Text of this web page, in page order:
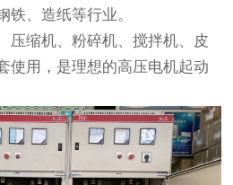
铁、造纸等行业。
压缩机、粉碎机、搅拌机、皮
使用，是理想的高压电机起动